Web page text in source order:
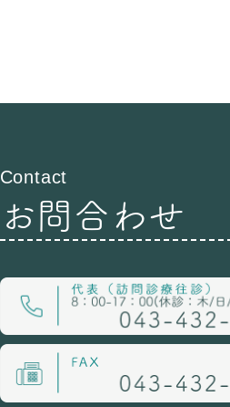
Contact
お問合わせ